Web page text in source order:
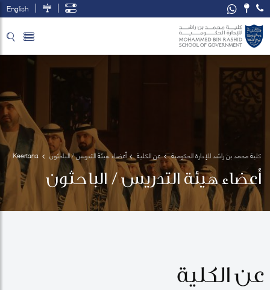
English
كلية محمد بن راشد للإدارة الحكومية عن الكلية أعضاء هيئة التدريس / الباحثون
Subramani
أعضاء هيئة التدريس / الباحثون
عن الكلية